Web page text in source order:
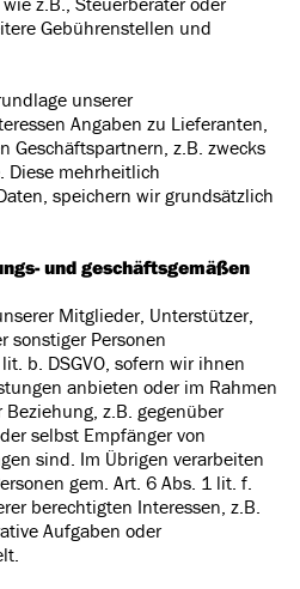
Gebührenstellen und
unserer
Angaben zu Lieferanten,
Geschäftspartnern, z.B. zwecks
Diese mehrheitlich
speichern wir grundsätzlich
und geschäftsgemäßen
Mitglieder, Unterstützer,
sonstiger Personen
b. DSGVO, sofern wir ihnen
anbieten oder im Rahmen
z.B. gegenüber
selbst Empfänger von
sind. Im Übrigen verarbeiten
gem. Art. 6 Abs. 1 lit. f.
berechtigten Interessen, z.B.
Aufgaben oder